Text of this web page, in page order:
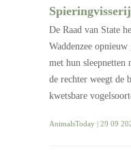
De Raad van State
Waddenzee
met hun sleepnetten
de rechter weegt de
kwetsbare
AnimalsToday | 29 09